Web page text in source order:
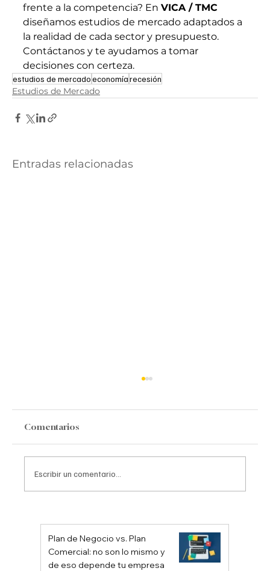
frente a la competencia? En VICA / TMC
diseñamos estudios de mercado adaptados a
la realidad de cada sector y presupuesto.
Contáctanos y te ayudamos a tomar
decisiones con certeza.
estudios de mercadoeconomíarecesión
Estudios de Mercado
Entradas relacionadas
Herramienta Esencial para el Éxito
Empresarial
Comentarios
Escribir un comentario...
Plan de Negocio vs. Plan
Comercial: no son lo mismo y
de eso depende tu empresa